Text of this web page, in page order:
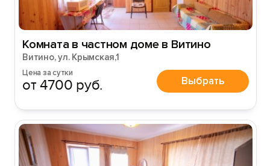
Комната в частном доме в Витино
Витино, ул. Крымская,1
Цена за сутки
от 4700 руб. Выбрать